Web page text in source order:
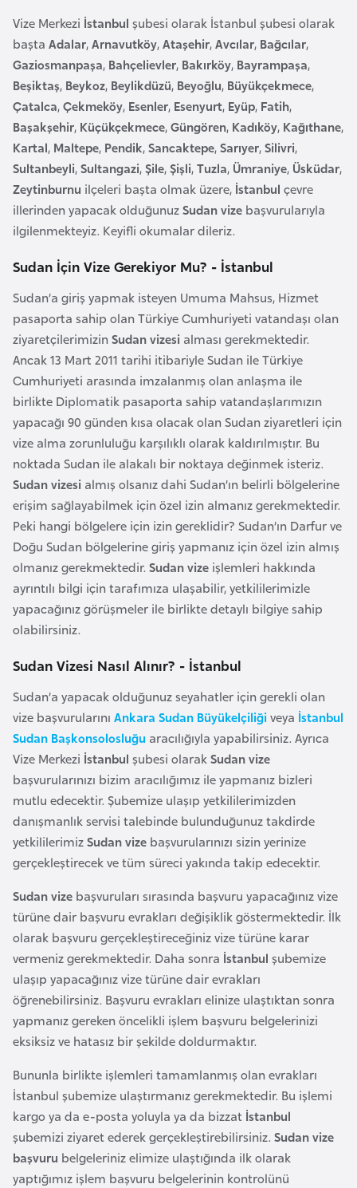
Vize Merkezi İstanbul şubesi olarak İstanbul şubesi olarak
başta Adalar,Arnavutköy,Ataşehir,Avcılar, Bağcılar,
Gaziosmanpaşa, Bahçelievler, Bakırköy, Bayrampaşa,
Beşiktaş, Beykoz, Beylikdüzü, Beyoğlu, Büyükçekmece,
Çatalca,Çekmeköy, Esenler, Esenyurt, Eyüp, Fatih,
Başakşehir, Küçükçekmece,Güngören, Kadıköy, Kağıthane,
Kartal, Maltepe, Pendik,Sancaktepe,Sarıyer,Silivri,
Sultanbeyli,Sultangazi,Şile,Şişli,Tuzla, Ümraniye, Üsküdar,
Zeytinburnu ilçeleri başta olmak üzere, İstanbul çevre
illerinden yapacak olduğunuzSudan vize başvurularıyla
ilgilenmekteyiz. Keyifli okumalar dileriz.
Sudan İçin Vize Gerekiyor Mu? - İstanbul
Sudan’a giriş yapmak isteyen Umuma Mahsus, Hizmet
pasaporta sahip olan Türkiye Cumhuriyeti vatandaşı olan
ziyaretçilerimizinSudan vizesi alması gerekmektedir.
Ancak 13 Mart 2011 tarihi itibariyle Sudan ile Türkiye
Cumhuriyeti arasında imzalanmış olan anlaşma ile
birlikte Diplomatik pasaporta sahip vatandaşlarımızın
yapacağı 90 günden kısa olacak olan Sudan ziyaretleri için
vize alma zorunluluğu karşılıklı olarak kaldırılmıştır. Bu
noktada Sudan ile alakalı bir noktaya değinmek isteriz.
Sudan vizesi almış olsanız dahi Sudan’ın belirli bölgelerine
erişim sağlayabilmek için özel izin almanız gerekmektedir.
Peki hangi bölgelere için izin gereklidir? Sudan’ın Darfur ve
Doğu Sudan bölgelerine giriş yapmanız için özel izin almış
olmanız gerekmektedir. Sudan vize işlemleri hakkında
ayrıntılı bilgi için tarafımıza ulaşabilir, yetkililerimizle
yapacağınız görüşmeler ile birlikte detaylı bilgiye sahip
olabilirsiniz.
Sudan Vizesi Nasıl Alınır? - İstanbul
Sudan’a yapacak olduğunuz seyahatler için gerekli olan
vize başvurularını Ankara Sudan Büyükelçiliğiveya İstanbul
Sudan Başkonsolosluğu aracılığıyla yapabilirsiniz. Ayrıca
Vize Merkezi İstanbul şubesi olarakSudan vize
başvurularınızı bizim aracılığımız ile yapmanız bizleri
mutlu edecektir. Şubemize ulaşıp yetkililerimizden
danışmanlık servisi talebinde bulunduğunuz takdirde
yetkililerimizSudan vize başvurularınızı sizin yerinize
gerçekleştirecek ve tüm süreci yakında takip edecektir.
Sudan vize başvuruları sırasında başvuru yapacağınız vize
türüne dair başvuru evrakları değişiklik göstermektedir. İlk
olarak başvuru gerçekleştireceğiniz vize türüne karar
vermeniz gerekmektedir. Daha sonra İstanbul şubemize
ulaşıp yapacağınız vize türüne dair evrakları
öğrenebilirsiniz. Başvuru evrakları elinize ulaştıktan sonra
yapmanız gereken öncelikli işlem başvuru belgelerinizi
eksiksiz ve hatasız bir şekilde doldurmaktır.
Bununla birlikte işlemleri tamamlanmış olan evrakları
İstanbul şubemize ulaştırmanız gerekmektedir. Bu işlemi
kargo ya da e-posta yoluyla ya da bizzat İstanbul
şubemizi ziyaret ederek gerçekleştirebilirsiniz. Sudan vize
başvuru belgeleriniz elimize ulaştığında ilk olarak
yaptığımız işlem başvuru belgelerinin kontrolünü
ş
B
e
l
a
r
u
s
e
ç
i
k
a
B
e
n
i
n
B
o
s
n
a
e
r
s
e
k
B
u
l
g
r
i
s
t
a
n
u
r
k
i
n
a